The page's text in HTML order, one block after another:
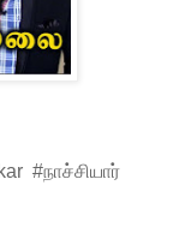
#நாச்சியார்